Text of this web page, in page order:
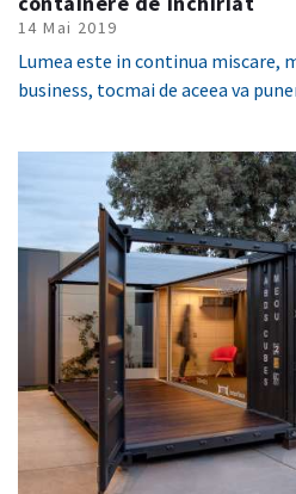
14 Mai 2019
Lumea este in continua miscare,
business, tocmai de aceea va